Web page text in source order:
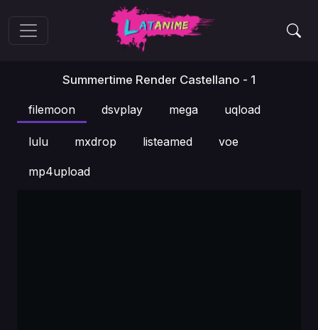
Summertime Render Castellano - 1
filemoon dsvplay mega uqload
lulu mxdrop listeamed voe
mp4upload